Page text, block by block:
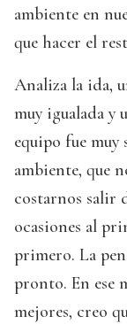
ambiente en
que hacer el
Analiza la ida,
muy igualada y
equipo fue muy
ambiente, que
costarnos salir
ocasiones al
primero. La
pronto. En ese
mejores, creo